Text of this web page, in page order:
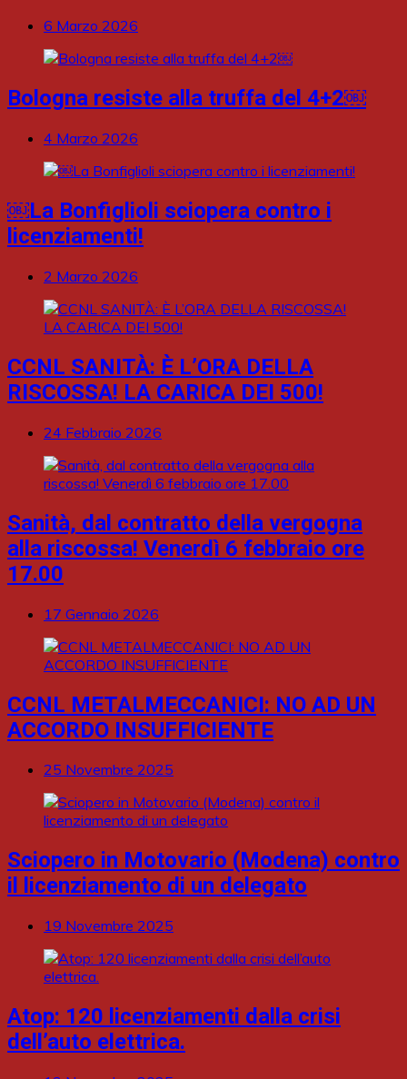
6 Marzo 2026
Bologna resiste alla truffa del 4+2￼
4 Marzo 2026
￼La Bonfiglioli sciopera contro i
licenziamenti!
2 Marzo 2026
CCNL SANITÀ: È L’ORA DELLA
RISCOSSA! LA CARICA DEI 500!
24 Febbraio 2026
Sanità, dal contratto della vergogna
alla riscossa! Venerdì 6 febbraio ore
17.00
17 Gennaio 2026
CCNL METALMECCANICI: NO AD UN
ACCORDO INSUFFICIENTE
25 Novembre 2025
Sciopero in Motovario (Modena) contro
il licenziamento di un delegato
19 Novembre 2025
Atop: 120 licenziamenti dalla crisi
dell’auto elettrica.